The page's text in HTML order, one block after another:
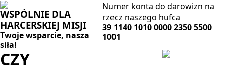
WSPÓLNIE DLA
HARCERSKIEJ MISJI
Twoje wsparcie, nasza
siła!
Numer konta do darowizn na
rzecz naszego hufca
39 1140 1010 0000 2350 5500
1001
CZY